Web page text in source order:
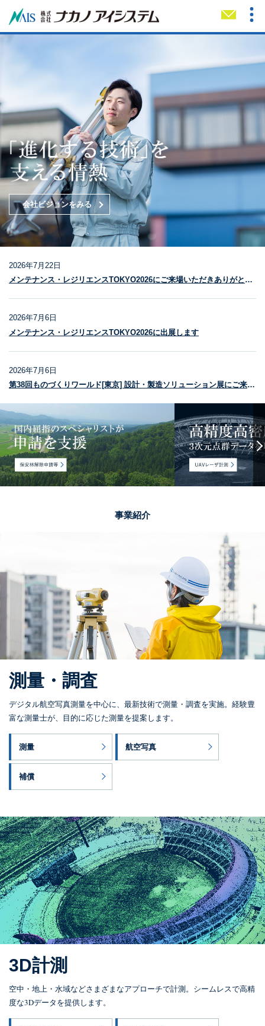
メール
測量・調査
3D計測
保安林解除申請等
国・自治体向けサービス
会社概要
採用情報
電話
会社ビジョンをみる
2026年7月22日
メンテナンス・レジリエンスTOKYO2026にご来場いただきありがとうございました
2026年7月6日
メンテナンス・レジリエンスTOKYO2026に出展します
2026年7月6日
第38回ものづくりワールド[東京] 設計・製造ソリューション展にご来場いただきありがとうございました
事業紹介
測量・調査
デジタル航空写真測量を中心に、最新技術で測量・調査を実施。経験豊
富な測量士が、目的に応じた測量を提案します。
測量 航空写真
補償
3D計測
空中・地上・水域などさまざまなアプローチで計測。シームレスで高精
度な3Dデータを提供します。